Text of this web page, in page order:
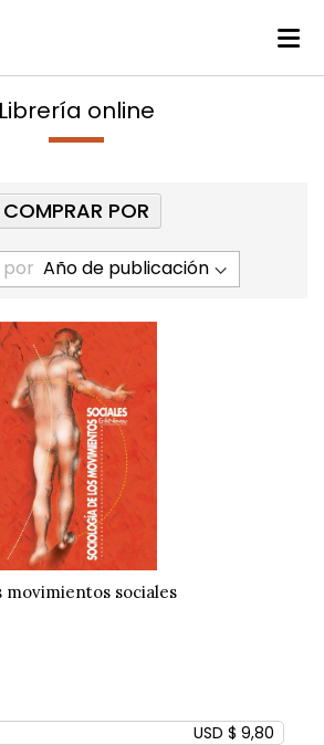
Librería online
movimientos sociales
USD $ 9,80
COMPRAR POR